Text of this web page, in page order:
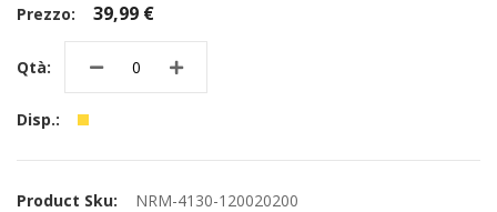
39,99 €
NRM-4130-120020200